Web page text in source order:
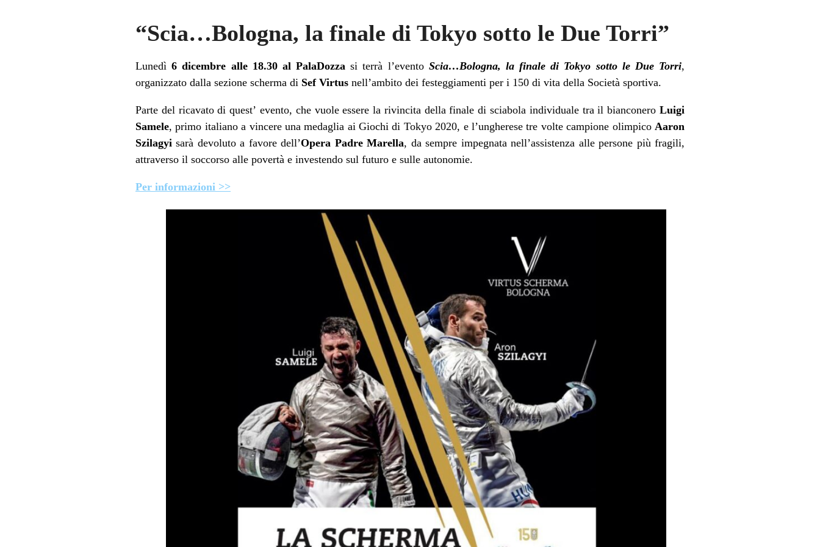
“Scia…Bologna, la finale di Tokyo sotto le Due Torri”
Lunedì6 dicembre alle 18.30 al PalaDozza si terrà l’evento Scia…Bologna, la finale di Tokyo sotto le Due Torri,
organizzato dalla sezione scherma di Sef Virtus nell’ambito dei festeggiamenti per i 150 di vita della Società sportiva.
Parte del ricavato di quest’ evento, che vuole essere la rivincita della finale di sciabola individuale tra il bianconero Luigi
Samele, primo italiano a vincere una medaglia ai Giochi di Tokyo 2020, e l’ungherese tre volte campione olimpico Aaron
Szilagyi sarà devoluto a favore dell’Opera Padre Marella, da sempre impegnata nell’assistenza alle persone più fragili,
attraverso il soccorso alle povertà e investendo sul futuro e sulle autonomie.
Per informazioni >>